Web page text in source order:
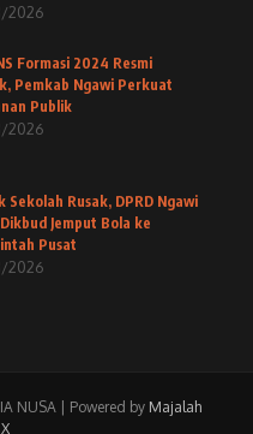
2026
Formasi 2024 Resmi
Pemkab Ngawi Perkuat
Publik
2026
Sekolah Rusak, DPRD Ngawi
Jemput Bola ke
Pusat
2026
NUSA | Powered by Majalah